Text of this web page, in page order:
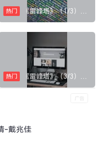
热门 《雷峰塔》（1/3）-清-方成培
热门 《雷峰塔》（3/3）-清-方成培
-戴兆佳